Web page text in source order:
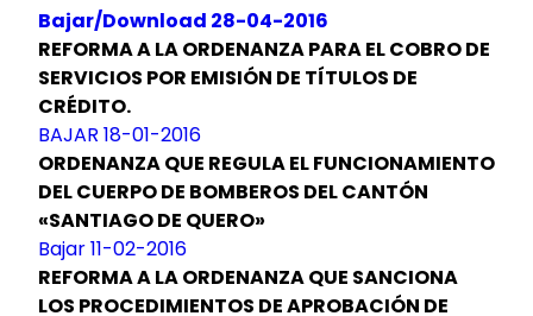
Bajar/Download 28-04-2016
REFORMA A LA ORDENANZA PARA EL COBRO DE
SERVICIOS POR EMISIÓN DE TÍTULOS DE
CRÉDITO.
BAJAR 18-01-2016
ORDENANZA QUE REGULA EL FUNCIONAMIENTO
DEL CUERPO DE BOMBEROS DEL CANTÓN
«SANTIAGO DE QUERO»
Bajar 11-02-2016
REFORMA A LA ORDENANZA QUE SANCIONA
LOS PROCEDIMIENTOS DE APROBACIÓN DE